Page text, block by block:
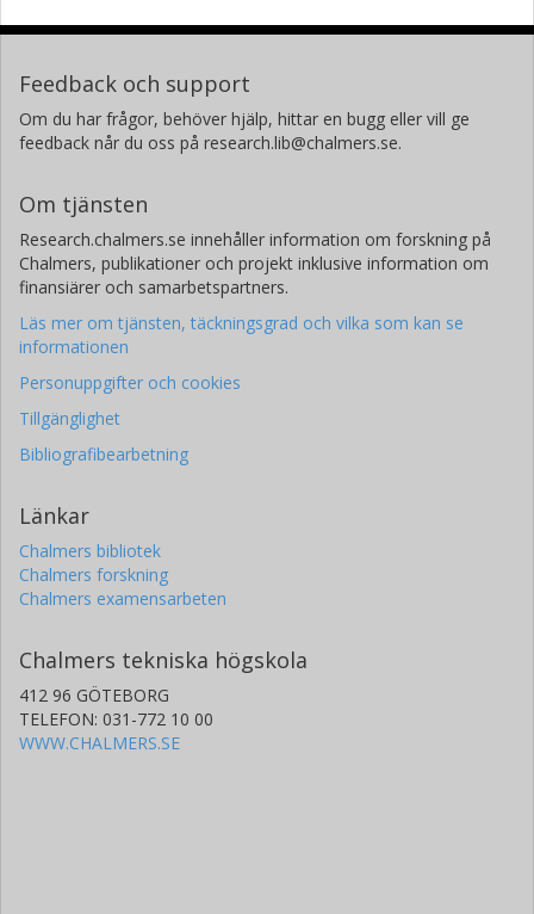
Feedback och support
Om du har frågor, behöver hjälp, hittar en bugg eller vill ge
feedback når du oss på research.lib@chalmers.se.
Om tjänsten
Research.chalmers.se innehåller information om forskning på
Chalmers, publikationer och projekt inklusive information om
finansiärer och samarbetspartners.
Läs mer om tjänsten, täckningsgrad och vilka som kan se
informationen
Personuppgifter och cookies
Tillgänglighet
Bibliografibearbetning
Länkar
Chalmers bibliotek
Chalmers forskning
Chalmers examensarbeten
Chalmers tekniska högskola
412 96 GÖTEBORG
TELEFON: 031-772 10 00
WWW.CHALMERS.SE